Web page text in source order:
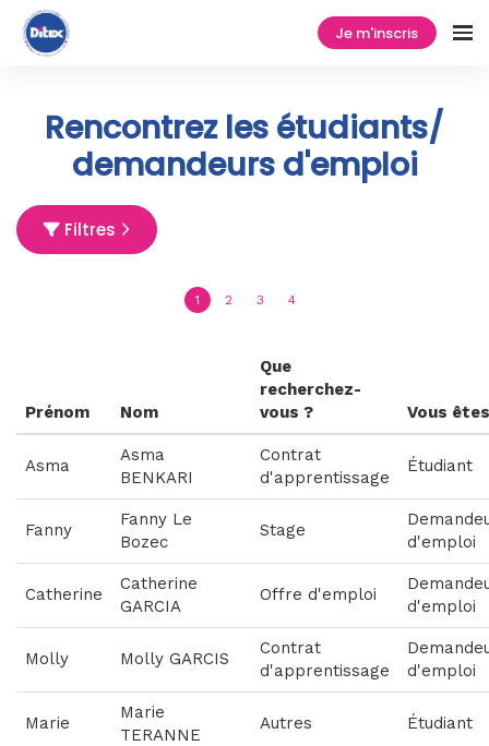
Je m'inscris
Rencontrez les étudiants/
demandeurs d'emploi
Filtres
1 2 3 4
Prénom Nom
Que
recherchez-
vous ?
Vous êtes
Asma
Asma
BENKARI
Contrat
d'apprentissage
Étudiant
Fanny
Fanny Le
Bozec
Stage
d'emploi
Catherine
Catherine
GARCIA
Offre d'emploi
d'emploi
Molly Molly GARCIS
Contrat
d'apprentissage
d'emploi
Marie
Marie
TERANNE
Autres Étudiant